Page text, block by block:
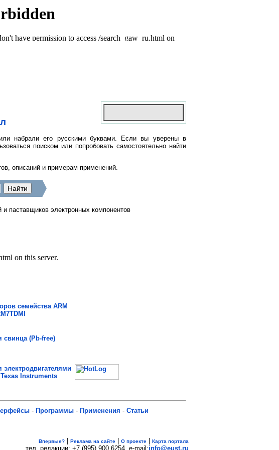
набрали его русскими буквами. Если вы уверены в
поиском или попробовать самостоятельно найти
описаний и примерам применений.
паставщиков электронных компонентов
семейства ARM
свинца (Pb-free)
Instruments
- Программы - Применения - Статьи
Впервые? Реклама на сайте О проекте Карта портала
тел. редакции: +7 (995) 900 6254. e-mail:info@eust.ru